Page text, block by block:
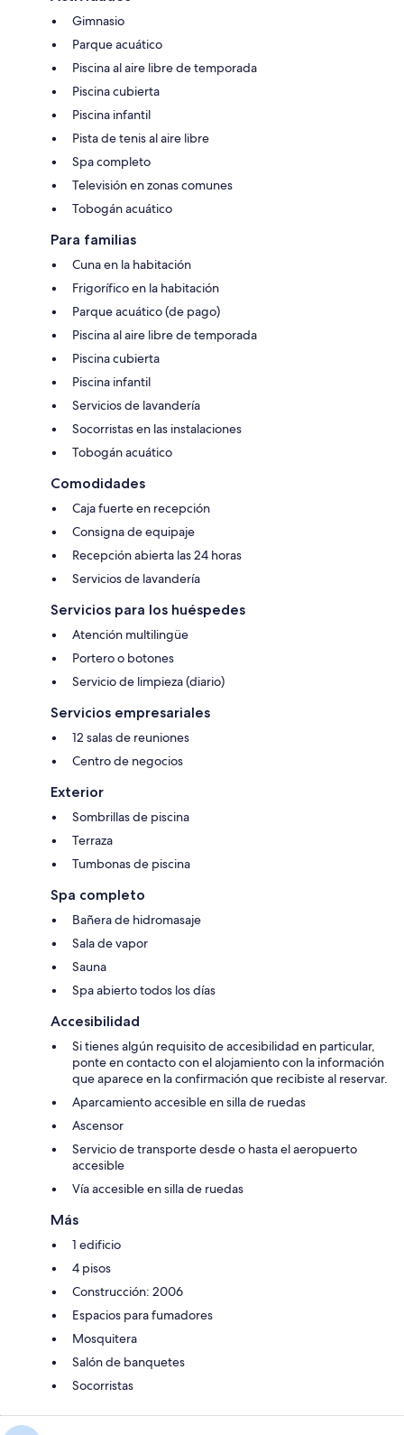
Gimnasio
Parque acuático
Piscina al aire libre de temporada
Piscina cubierta
Piscina infantil
Pista de tenis al aire libre
Spa completo
Televisión en zonas comunes
Tobogán acuático
Para familias
Cuna en la habitación
Frigorífico en la habitación
Parque acuático (de pago)
Piscina al aire libre de temporada
Piscina cubierta
Piscina infantil
Servicios de lavandería
Socorristas en las instalaciones
Tobogán acuático
Comodidades
Caja fuerte en recepción
Consigna de equipaje
Recepción abierta las 24 horas
Servicios de lavandería
Servicios para los huéspedes
Atención multilingüe
Portero o botones
Servicio de limpieza (diario)
Servicios empresariales
12 salas de reuniones
Centro de negocios
Exterior
Sombrillas de piscina
Terraza
Tumbonas de piscina
Spa completo
Bañera de hidromasaje
Sala de vapor
Sauna
Spa abierto todos los días
Accesibilidad
Si tienes algún requisito de accesibilidad en particular,
ponte en contacto con el alojamiento con la información
que aparece en la confirmación que recibiste al reservar.
Aparcamiento accesible en silla de ruedas
Ascensor
Servicio de transporte desde o hasta el aeropuerto
accesible
Vía accesible en silla de ruedas
Más
1 edificio
4 pisos
Construcción: 2006
Espacios para fumadores
Mosquitera
Salón de banquetes
Socorristas